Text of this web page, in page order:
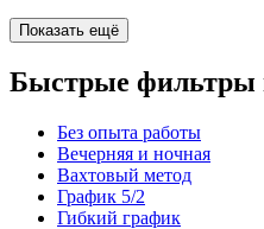
Показать ещё
Быстрые фильтры
Без опыта работы
Вечерняя и ночная
Вахтовый метод
График 5/2
Гибкий график